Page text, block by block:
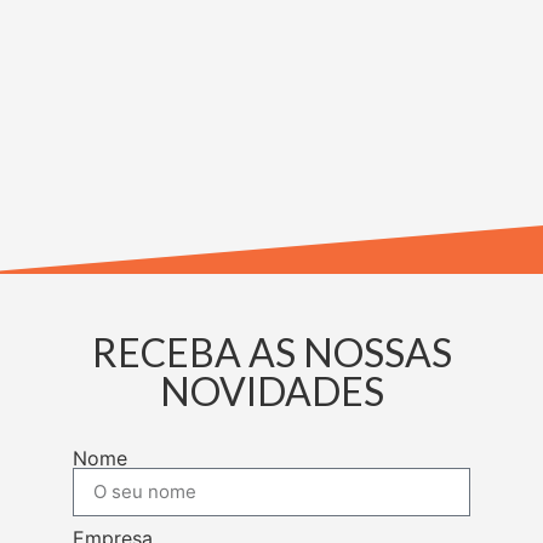
RECEBA AS NOSSAS
NOVIDADES
Nome
Empresa